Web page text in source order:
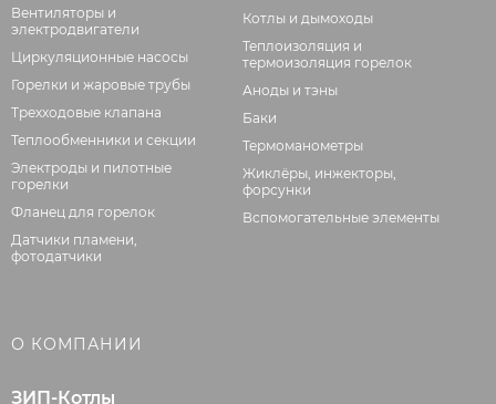
Вентиляторы и
электродвигатели
Циркуляционные насосы
Горелки и жаровые трубы
Трехходовые клапана
Теплообменники и секции
Электроды и пилотные
горелки
Фланец для горелок
Датчики пламени,
фотодатчики
Котлы и дымоходы
Теплоизоляция и
термоизоляция горелок
Аноды и тэны
Баки
Термоманометры
Жиклёры, инжекторы,
форсунки
Вспомогательные элементы
О КОМПАНИИ
ЗИП-Котлы